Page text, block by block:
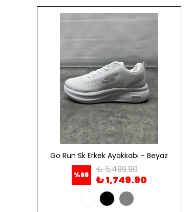
Go Run Sk Erkek Ayakkabı - Beyaz
%68 ₺ 5,499.90
₺ 1,749.90